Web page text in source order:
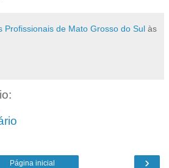
Profissionais de Mato Grosso do Sul às
›
Página inicial